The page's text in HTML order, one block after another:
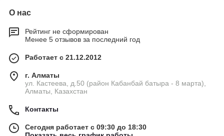
О нас
Рейтинг не сформирован
Менее 5 отзывов за последний год
Работает с 21.12.2012
г. Алматы
ул. Кастеева, д.50 (район Кабанбай батыра - 8 марта),
Алматы, Казахстан
Контакты
Сегодня работает с 09:30 до 18:30